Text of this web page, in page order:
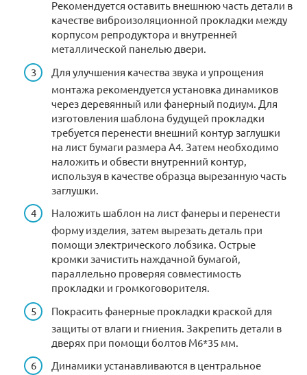
Рекомендуется оставить внешнюю часть детали в
качестве виброизоляционной прокладки между
корпусом репродуктора и внутренней
металлической панелью двери.
Для улучшения качества звука и упрощения
монтажа рекомендуется установка динамиков
через деревянный или фанерный подиум. Для
изготовления шаблона будущей прокладки
требуется перенести внешний контур заглушки
на лист бумаги размера А4. Затем необходимо
наложить и обвести внутренний контур,
используя в качестве образца вырезанную часть
заглушки.
Наложить шаблон на лист фанеры и перенести
форму изделия, затем вырезать деталь при
помощи электрического лобзика. Острые
кромки зачистить наждачной бумагой,
параллельно проверяя совместимость
прокладки и громкоговорителя.
Покрасить фанерные прокладки краской для
защиты от влаги и гниения. Закрепить детали в
дверях при помощи болтов М6*35 мм.
Динамики устанавливаются в центральное